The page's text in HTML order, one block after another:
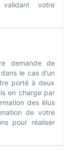
votre
demande de
le cas d’un
porté à deux
en charge par
des élus
de votre
pour réaliser